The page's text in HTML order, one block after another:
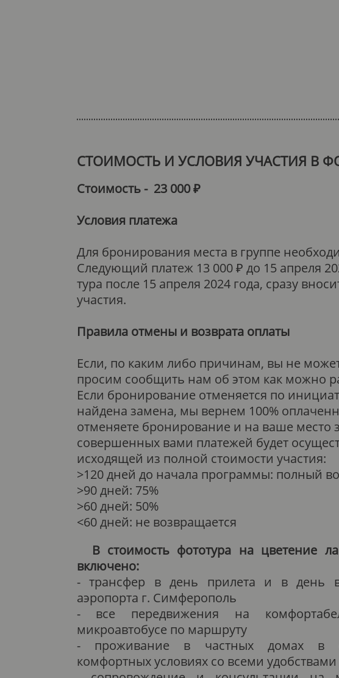
СТОИМОСТЬ И УСЛОВИЯ УЧАСТИЯ В
Стоимость - 23 000 ₽
Условия платежа
Для бронирования места в группе
Следующий платеж 13 000 ₽ до 15 апреля
тура после 15 апреля 2024 года, сразу
участия.
Правила отмены и возврата оплаты
Если, по каким либо причинам, вы не
просим сообщить нам об этом как можно
Если бронирование отменяется по
найдена замена, мы вернем 100%
отменяете бронирование и на ваше место
совершенных вами платежей будет
исходящей из полной стоимости участия:
>120 дней до начала программы: полный
>90 дней: 75%
>60 дней: 50%
<60 дней: не возвращается
В стоимость фототура на цветение
включено:
- трансфер в день прилета и в день
аэропорта г. Симферополь
- все передвижения на
микроавтобусе по маршруту
- проживание в частных домах в
комфортных условиях со всеми удобствами